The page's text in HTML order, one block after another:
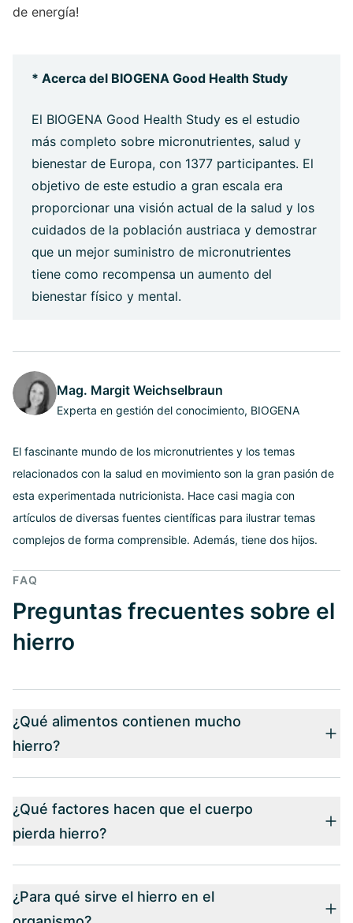
de energía!
* Acerca del BIOGENA Good Health Study
El BIOGENA Good Health Study es el estudio
más completo sobre micronutrientes, salud y
bienestar de Europa, con 1377 participantes. El
objetivo de este estudio a gran escala era
proporcionar una visión actual de la salud y los
cuidados de la población austriaca y demostrar
que un mejor suministro de micronutrientes
tiene como recompensa un aumento del
bienestar físico y mental.
Mag. Margit Weichselbraun
Experta en gestión del conocimiento, BIOGENA
El fascinante mundo de los micronutrientes y los temas
relacionados con la salud en movimiento son la gran pasión de
esta experimentada nutricionista. Hace casi magia con
artículos de diversas fuentes científicas para ilustrar temas
complejos de forma comprensible. Además, tiene dos hijos.
FAQ
Preguntas frecuentes sobre el
hierro
¿Qué alimentos contienen mucho
hierro?
¿Qué factores hacen que el cuerpo
pierda hierro?
¿Para qué sirve el hierro en el